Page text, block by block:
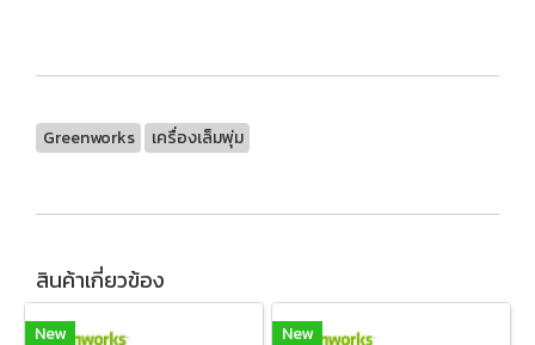
Greenworks เครื่องเล็มพุ่ม
สินค้าเกี่ยวข้อง
New New